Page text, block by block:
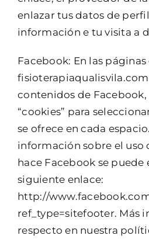
enlazar tus datos de
información e tu visita a
Facebook: En las
contenidos de
“cookies” para
se ofrece en cada
información sobre el uso
hace Facebook se puede
siguiente enlace:
http://
ref_type=sitefooter. Más
respecto en nuestra